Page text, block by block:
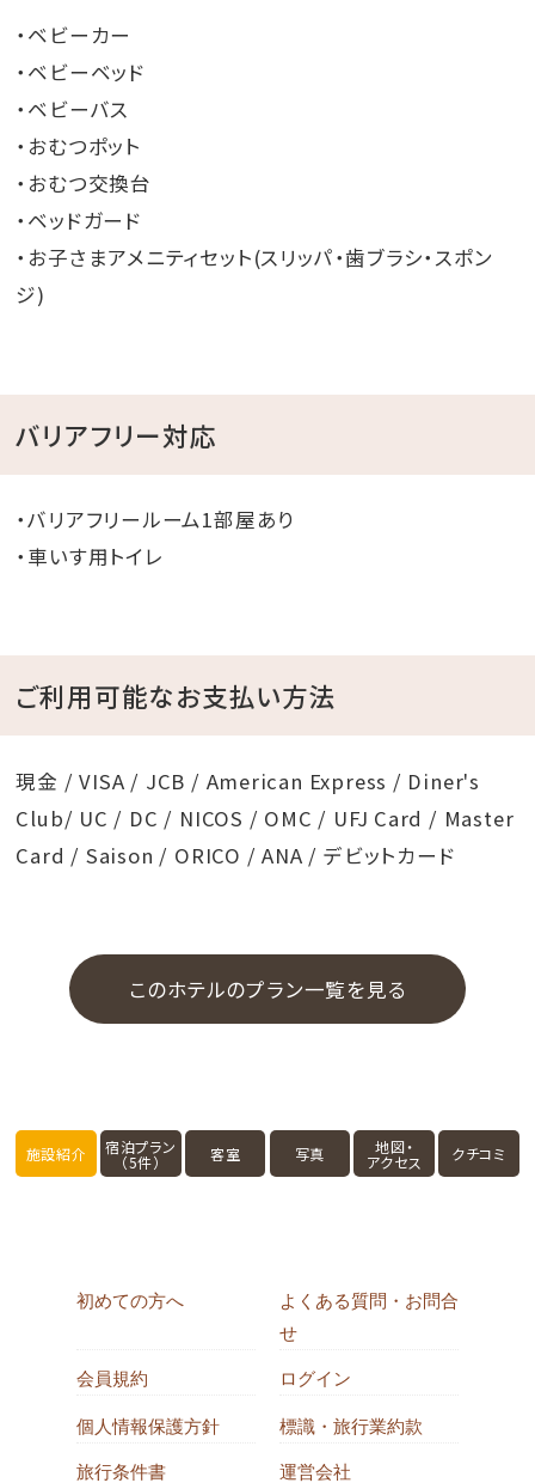
シースループールと朝食が人気の癒しと快適さが魅力
のホテル
HOTEL SANSUI NAHA 琉球温泉 波之上の湯
天然温泉とシースループールを備えたアーバンリゾート
ホテル
Hotel Cocktail Stay Naha
o○.｡o○.｡o○.｡o○.｡o○.｡o○.｡o○.｡o○.。o○
・ベビーカー
・ベビーベッド
・ベビーバス
・おむつポット
・おむつ交換台
・ベッドガード
・お子さまアメニティセット(スリッパ・歯ブラシ・スポン
ジ)
バリアフリー対応
・バリアフリールーム1部屋あり
・車いす用トイレ
ご利用可能なお支払い方法
現金 / VISA / JCB / American Express / Diner's
Club/ UC / DC / NICOS / OMC / UFJ Card / Master
Card / Saison / ORICO / ANA / デビットカード
このホテルのプラン一覧を見る
施設紹介 宿泊プラン
（5件） 客室 写真 地図・
アクセス クチコミ
初めての方へ
よくある質問・お問合
せ
会員規約 ログイン
個人情報保護方針 標識・旅行業約款
旅行条件書 運営会社